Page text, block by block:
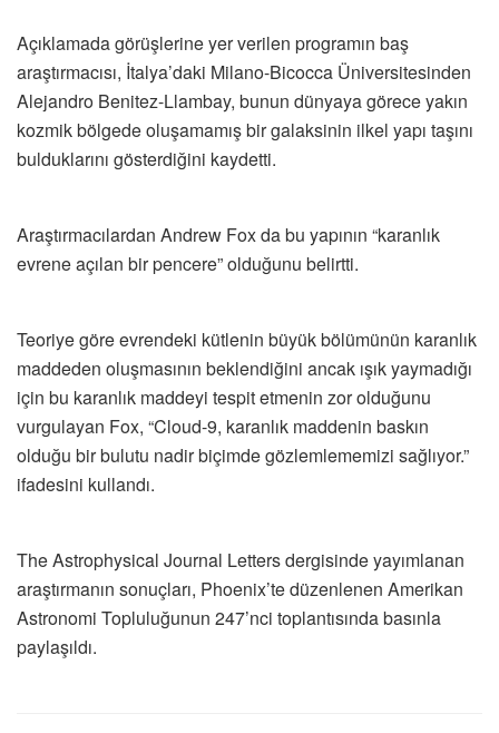
Açıklamada görüşlerine yer verilen programın baş
araştırmacısı, İtalya’daki Milano-Bicocca Üniversitesinden
Alejandro Benitez-Llambay, bunun dünyaya görece yakın
kozmik bölgede oluşamamış bir galaksinin ilkel yapı taşını
bulduklarını gösterdiğini kaydetti.
Araştırmacılardan Andrew Fox da bu yapının “karanlık
evrene açılan bir pencere” olduğunu belirtti.
Teoriye göre evrendeki kütlenin büyük bölümünün karanlık
maddeden oluşmasının beklendiğini ancak ışık yaymadığı
için bu karanlık maddeyi tespit etmenin zor olduğunu
vurgulayan Fox, “Cloud-9, karanlık maddenin baskın
olduğu bir bulutu nadir biçimde gözlemlememizi sağlıyor.”
ifadesini kullandı.
The Astrophysical Journal Letters dergisinde yayımlanan
araştırmanın sonuçları, Phoenix’te düzenlenen Amerikan
Astronomi Topluluğunun 247’nci toplantısında basınla
paylaşıldı.